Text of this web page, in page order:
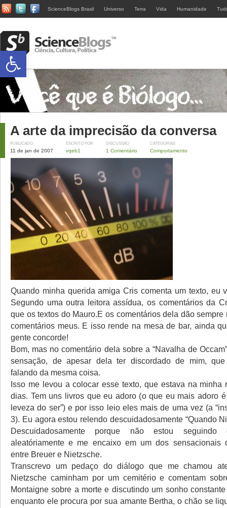
ScienceBlogs Brasil Universo Terra Vida Humanidade
A arte da imprecisão da conversa
PUBLICADO
11 de jan de 2007
ESCRITO POR
vqeb1
DISCUSSÃO
1 Comentário
CATEGORIAS
Comportamento
Quando minha querida amiga Cris comenta um texto, eu
Segundo uma outra leitora assídua, os comentários da
que os textos do Mauro.E os comentários dela dão sempre
comentários meus. E isso rende na mesa de bar, ainda
gente concorde!
Bom, mas no comentário dela sobre a “Navalha de
sensação, de apesar dela ter discordado de mim, que
falando da mesma coisa.
Isso me levou a colocar esse texto, que estava na minha
dias. Tem uns livros que eu adoro (o que eu mais adoro é
leveza do ser”) e por isso leio eles mais de uma vez (a
3). Eu agora estou relendo descuidadosamente “Quando
Descuidadosamente porque não estou
aleatóriamente e me encaixo em um dos sensacionais
entre Breuer e Nietzsche.
Transcrevo um pedaço do diálogo que me chamou
Nietzsche caminham por um cemitério e comentam
Montaigne sobre a morte e discutindo um sonho
enquanto ele procura por sua amante Bertha, o chão se
Abrir a barra de ferramentas